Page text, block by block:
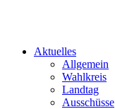
Aktuelles
Allgemein
Wahlkreis
Landtag
Ausschüsse